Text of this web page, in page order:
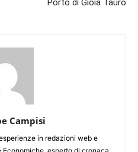
Porto di Gioia Tauro
Campisi
in redazioni web e